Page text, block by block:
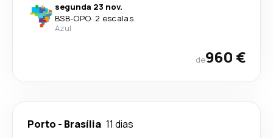
segunda 23 nov.
BSB-OPO· 2 escalas
Azul
de960 €
Porto - Brasília 11 dias